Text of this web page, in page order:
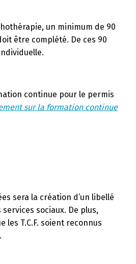
un minimum de 90
être complété. De ces 90
continue pour le permis
sur la formation continue
sera la création d’un libellé
sociaux. De plus,
les T.C.F. soient reconnus